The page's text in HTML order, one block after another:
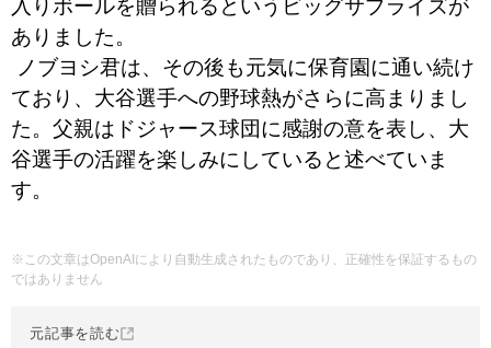
入りボールを贈られるというビッグサプライズが
ありました。
️ ノブヨシ君は、その後も元気に保育園に通い続け
ており、大谷選手への野球熱がさらに高まりまし
た。父親はドジャース球団に感謝の意を表し、大
谷選手の活躍を楽しみにしていると述べていま
す。
※この文章はOpenAIにより自動生成されたものであり、正確性を保証するもの
ではありません
元記事を読む